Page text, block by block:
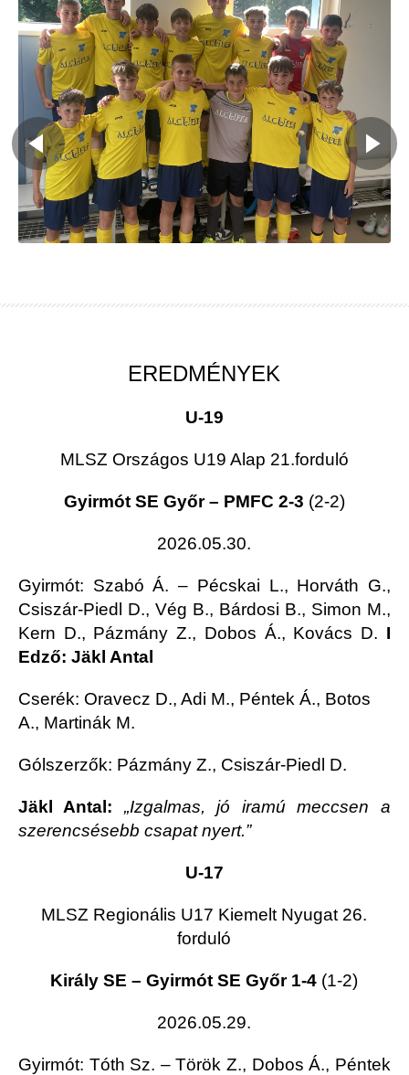
EREDMÉNYEK
U-19
MLSZ Országos U19 Alap 21.forduló
Gyirmót SE Győr – PMFC 2-3 (2-2)
2026.05.30.
Gyirmót: Szabó Á. – Pécskai L., Horváth G.,
Csiszár-Piedl D., Vég B., Bárdosi B., Simon M.,
Kern D., Pázmány Z., Dobos Á., Kovács D. I
Edző: Jäkl Antal
Cserék: Oravecz D., Adi M., Péntek Á., Botos
A., Martinák M.
Gólszerzők: Pázmány Z., Csiszár-Piedl D.
Jäkl Antal:
„Izgalmas, jó iramú meccsen a
szerencsésebb csapat nyert.”
U-17
MLSZ Regionális U17 Kiemelt Nyugat 26.
forduló
Király SE – Gyirmót SE Győr 1-4 (1-2)
2026.05.29.
Gyirmót: Tóth Sz. – Török Z., Dobos Á., Péntek